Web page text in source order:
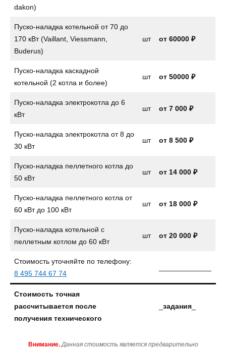
dakon)
Пуско-наладка котельной от 70 до
170 кВт (Vaillant, Viessmann,
Buderus)
шт от 60000 ₽
Пуско-наладка каскадной
котельной (2 котла и более)
шт от 50000 ₽
Пуско-наладка электрокотла до 6
кВт
шт от 7 000 ₽
Пуско-наладка электрокотла от 8 до
30 кВт
шт от 8 500 ₽
Пуско-наладка пеллетного котла до
50 кВт
шт от 14 000 ₽
Пуско-наладка пеллетного котла от
60 кВт до 100 кВт
шт от 18 000 ₽
Пуско-наладка котельной с
пеллетным котлом до 60 кВт
шт от 20 000 ₽
Стоимость уточняйте по телефону:
8 495 744 67 74
Стоимость точная
рассчитывается после
получения технического
_задания
Внимание. Данная стоимость является предварительно